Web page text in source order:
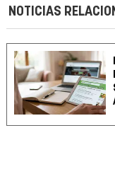
NOTICIAS